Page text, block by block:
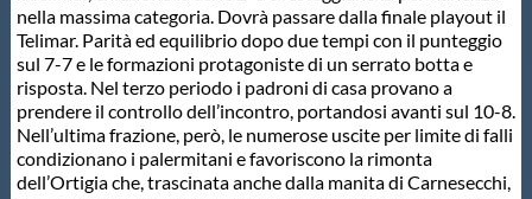
nella massima categoria. Dovrà passare dalla finale playout il
Telimar. Parità ed equilibrio dopo due tempi con il punteggio
sul 7-7 e le formazioni protagoniste di un serrato botta e
risposta. Nel terzo periodo i padroni di casa provano a
prendere il controllo dell’incontro, portandosi avanti sul 10-8.
Nell’ultima frazione, però, le numerose uscite per limite di falli
condizionano i palermitani e favoriscono la rimonta
dell’Ortigia che, trascinata anche dalla manita di Carnesecchi,